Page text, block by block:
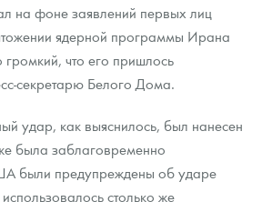
металлов
на фоне заявлений первых лиц
ядерной программы Ирана
громкий, что его пришлось
секретарю Белого Дома.
удар, как выяснилось, был нанесен
была заблаговременно
были предупреждены об ударе
столько же